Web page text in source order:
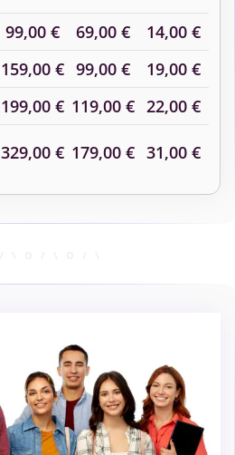
99,00 € 69,00 €
14,00 €
159,00 € 99,00 €
19,00 €
199,00 € 119,00 € 22,00 €
329,00 € 179,00 € 31,00 €